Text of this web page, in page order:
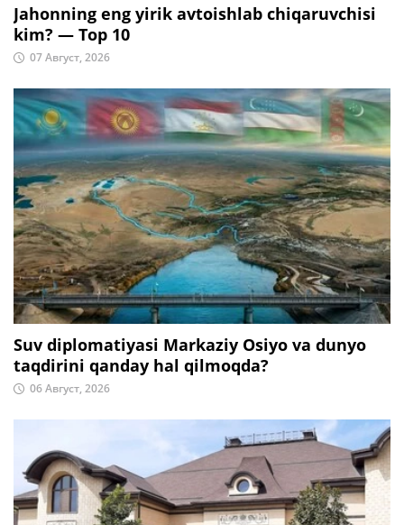
Jahonning eng yirik avtoishlab chiqaruvchisi
kim? — Top 10
07 Август, 2026
Suv diplomatiyasi Markaziy Osiyo va dunyo
taqdirini qanday hal qilmoqda?
06 Август, 2026